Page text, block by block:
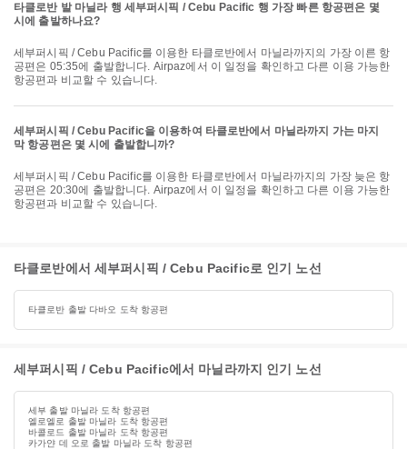
타클로반 발 마닐라 행 세부퍼시픽 / Cebu Pacific 행 가장 빠른 항공편은 몇
시에 출발하나요?
세부퍼시픽 / Cebu Pacific를 이용한 타클로반에서 마닐라까지의 가장 이른 항
공편은 05:35에 출발합니다. Airpaz에서 이 일정을 확인하고 다른 이용 가능한
항공편과 비교할 수 있습니다.
세부퍼시픽 / Cebu Pacific을 이용하여 타클로반에서 마닐라까지 가는 마지
막 항공편은 몇 시에 출발합니까?
세부퍼시픽 / Cebu Pacific를 이용한 타클로반에서 마닐라까지의 가장 늦은 항
공편은 20:30에 출발합니다. Airpaz에서 이 일정을 확인하고 다른 이용 가능한
항공편과 비교할 수 있습니다.
타클로반에서 세부퍼시픽 / Cebu Pacific로 인기 노선
타클로반 출발 다바오 도착 항공편
세부퍼시픽 / Cebu Pacific에서 마닐라까지 인기 노선
세부 출발 마닐라 도착 항공편
엘로엘로 출발 마닐라 도착 항공편
바콜로드 출발 마닐라 도착 항공편
카가얀 데 오로 출발 마닐라 도착 항공편